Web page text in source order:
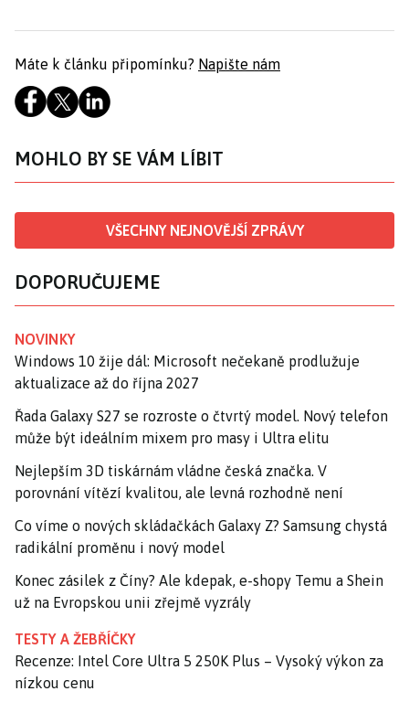
Máte k článku připomínku? Napište nám
MOHLO BY SE VÁM LÍBIT
VŠECHNY NEJNOVĚJŠÍ ZPRÁVY
DOPORUČUJEME
NOVINKY
Windows 10 žije dál: Microsoft nečekaně prodlužuje
aktualizace až do října 2027
Řada Galaxy S27 se rozroste o čtvrtý model. Nový telefon
může být ideálním mixem pro masy i Ultra elitu
Nejlepším 3D tiskárnám vládne česká značka. V
porovnání vítězí kvalitou, ale levná rozhodně není
Co víme o nových skládačkách Galaxy Z? Samsung chystá
radikální proměnu i nový model
Konec zásilek z Číny? Ale kdepak, e-shopy Temu a Shein
už na Evropskou unii zřejmě vyzrály
TESTY A ŽEBŘÍČKY
Recenze: Intel Core Ultra 5 250K Plus – Vysoký výkon za
nízkou cenu